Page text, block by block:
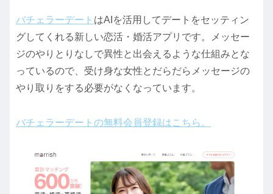
バチェラーデート はAIを活用してデートをセッティン
グしてくれる新しい恋活・婚活アプリです。メッセー
ジのやりとりなしで異性と出会えるような仕組みとな
っているので、受け身な女性とだらだらメッセージの
やり取りをする必要がなくなっています。
バチェラーデートの無料会員登録はこちら。